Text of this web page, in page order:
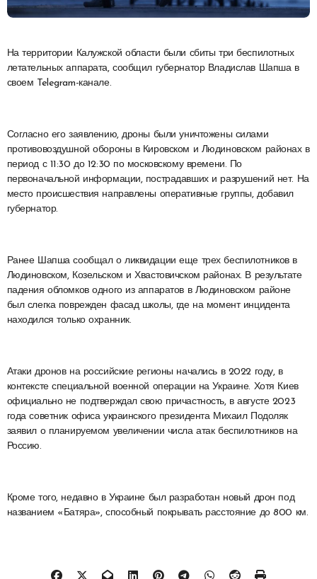
На территории Калужской области были сбиты три беспилотных
летательных аппарата, сообщил губернатор Владислав Шапша в
своем Telegram-канале.
Согласно его заявлению, дроны были уничтожены силами
противовоздушной обороны в Кировском и Людиновском районах в
период с 11:30 до 12:30 по московскому времени. По
первоначальной информации, пострадавших и разрушений нет. На
место происшествия направлены оперативные группы, добавил
губернатор.
Ранее Шапша сообщал о ликвидации еще трех беспилотников в
Людиновском, Козельском и Хвастовичском районах. В результате
падения обломков одного из аппаратов в Людиновском районе
был слегка поврежден фасад школы, где на момент инцидента
находился только охранник.
Атаки дронов на российские регионы начались в 2022 году, в
контексте специальной военной операции на Украине. Хотя Киев
официально не подтверждал свою причастность, в августе 2023
года советник офиса украинского президента Михаил Подоляк
заявил о планируемом увеличении числа атак беспилотников на
Россию.
Кроме того, недавно в Украине был разработан новый дрон под
названием «Батяра», способный покрывать расстояние до 800 км.